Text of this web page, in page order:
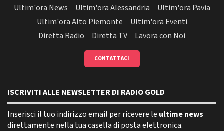
Ultim'ora News
Ultim'ora Alessandria
Ultim'ora Pavia
Ultim'ora Alto Piemonte
Ultim'ora Eventi
Diretta Radio
Diretta TV Lavora con Noi
CONTATTACI
ISCRIVITI ALLE NEWSLETTER DI RADIO GOLD
Inserisci il tuo indirizzo email per ricevere le ultime news
direttamente nella tua casella di posta elettronica.